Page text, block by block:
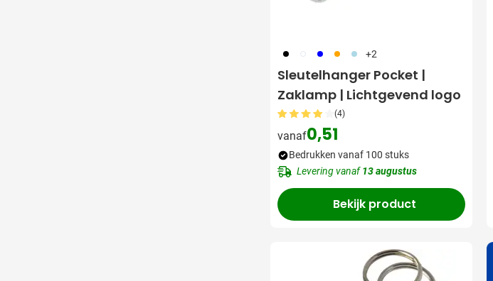
001 002 005 007 018 +2
Sleutelhanger Pocket |
Zaklamp | Lichtgevend logo
(4)
vanaf0,51
Bedrukken vanaf 100 stuks
Levering vanaf13 augustus
Bekijk product